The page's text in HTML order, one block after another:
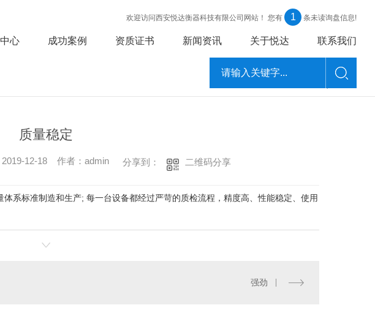
欢迎访问西安悦达衡器科技有限公司网站！ 您有 1 条未读询盘信息!
心 成功案例 资质证书 新闻资讯 关于悦达 联系我们
质量稳定
12-18 作者：admin 分享到： 二维码分享
系标准制造和生产; 每一台设备都经过严苛的质检流程，精度高、性能稳定、使用
强劲